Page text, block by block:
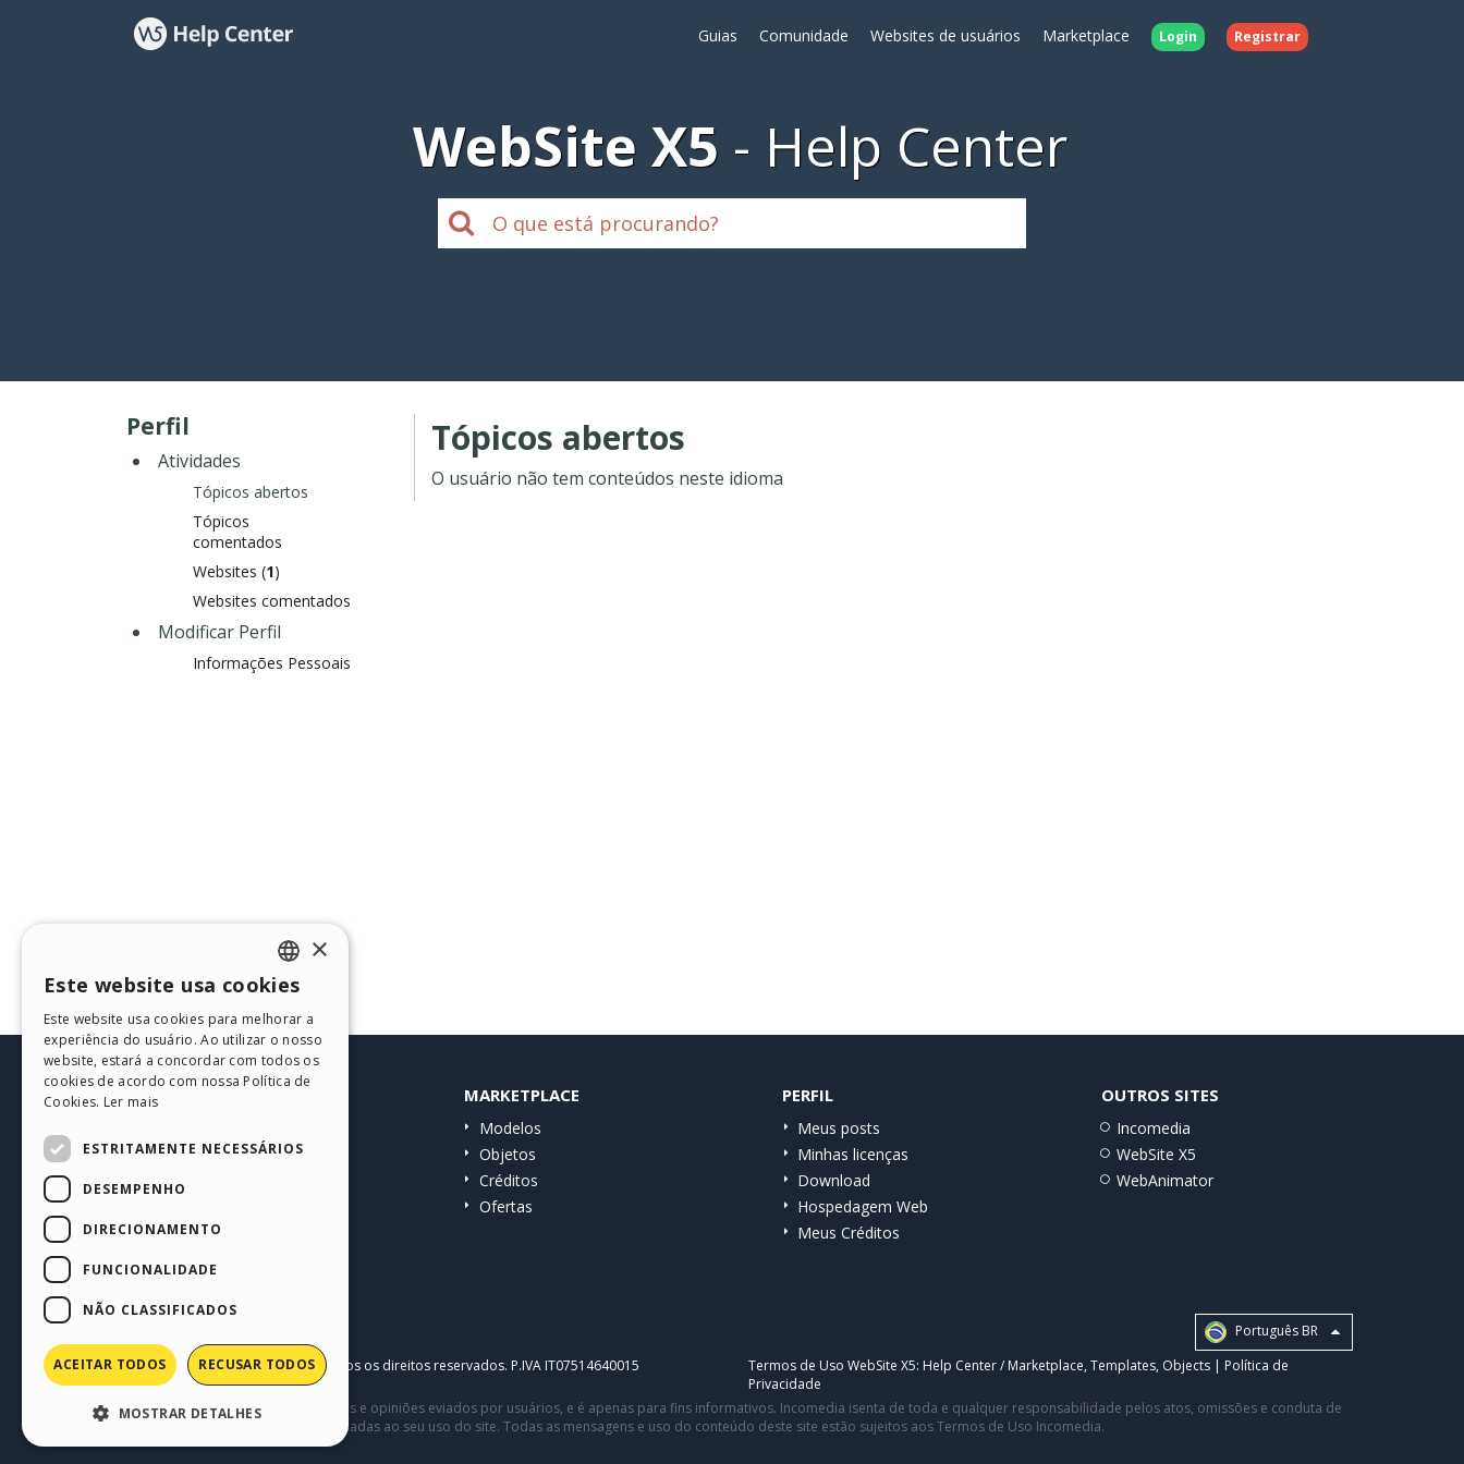
Guias Comunidade Websites de usuários Marketplace Login Registrar
WebSite X5 Help Center
Perfil
Atividades
Tópicos abertos
Tópicos
comentados
Websites (1)
Websites comentados
Modificar Perfil
Informações Pessoais
Tópicos abertos
O usuário não tem conteúdos neste idioma
HELP CENTER
Comunidade
Websites de usuários
MARKETPLACE
Modelos
Objetos
Créditos
Ofertas
PERFIL
Meus posts
Minhas licenças
Download
Hospedagem Web
Meus Créditos
OUTROS SITES
Incomedia
WebSite X5
WebAnimator
Português BR
Copyright © 2026Incomedia s.r.l. Todos os direitos reservados. P.IVA IT07514640015 Termos de Uso WebSite X5: Help Center / Marketplace, Templates, Objects | Política de
Privacidade
Este site contém conteúdo comentários e opiniões eviados por usuários, e é apenas para fins informativos. Incomedia isenta de toda e qualquer responsabilidade pelos atos, omissões e conduta de
terceiros em conexão com ou relacionadas ao seu uso do site. Todas as mensagens e uso do conteúdo deste site estão sujeitos aos Termos de Uso Incomedia.
ENGLISH
ITALIAN
GERMAN
PORTUGUESE
×
Este website usa cookies
Este website usa cookies para melhorar a
experiência do usuário. Ao utilizar o nosso
website, estará a concordar com todos os
cookies de acordo com nossa Política de
Cookies. Ler mais
ESTRITAMENTE NECESSÁRIOS
DESEMPENHO
DIRECIONAMENTO
FUNCIONALIDADE
NÃO CLASSIFICADOS
ACEITAR TODOS RECUSAR TODOS
MOSTRAR DETALHES